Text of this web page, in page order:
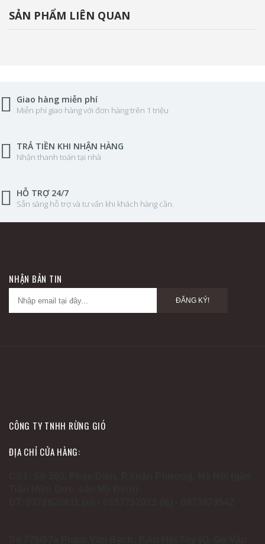
SẢN PHẨM LIÊN QUAN
Giao hàng miễn phí
Miễn phí giao hàng với đơn hàng trên 1 triệu
TRẢ TIỀN KHI NHẬN HÀNG
Nhận thanh toán tại nhà
HỖ TRỢ 24/7
Sẵn sàng hỗ trợ và tư vấn khi khách hàng cần.
NHẬN BẢN TIN
ĐĂNG KÝ!
CÔNG TY TNHH RỪNG GIÓ
ĐỊA CHỈ CỬA HÀNG: